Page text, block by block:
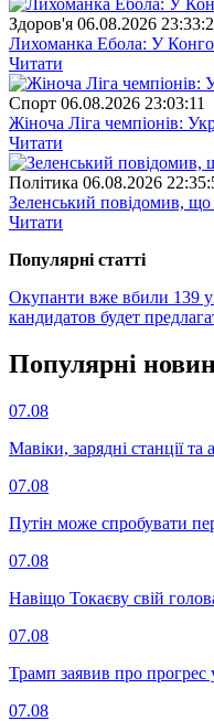
Здоров'я 06.08.2026
Лихоманка Ебола: У Конго
Читати
Спорт 06.08.2026 23:03:11
Жіноча Ліга чемпіонів:
Читати
Полiтика 06.08.2026
Зеленський повідомив,
Читати
Популярнi статтi
Окупанти вже вбили 139
кандидатов будет
Популярнi
07.08
Мавіки, зарядні станції
07.08
Путін може спробувати
07.08
Навіщо Токаєву свій
07.08
Трамп заявив про прогрес
07.08